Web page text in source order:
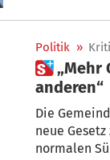
Politik »
 „Mehr Gehalt für Gemeindesekretäre ist Schlag ins Gesicht für alle
anderen“
Die
neue
normalen